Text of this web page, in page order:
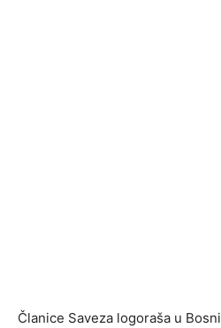
Članice Saveza logoraša u